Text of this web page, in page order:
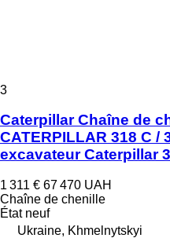
3
Caterpillar Chaîne de
CATERPILLAR 318 C /
excavateur Caterpillar
1 311 € 67 470 UAH
Chaîne de chenille
Étatneuf
Ukraine, Khmelnytskyi